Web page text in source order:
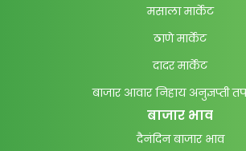
मसाला मार्केट
ठाणे मार्केट
दादर मार्केट
बाजार आवार निहाय अनुज्ञप्ती
बाजार भाव
दैनंदिन बाजार भाव